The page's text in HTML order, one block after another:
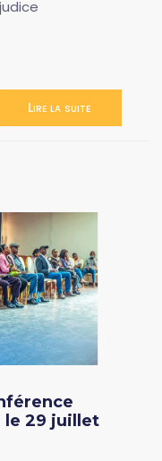
Lire la suite
le 29 juillet